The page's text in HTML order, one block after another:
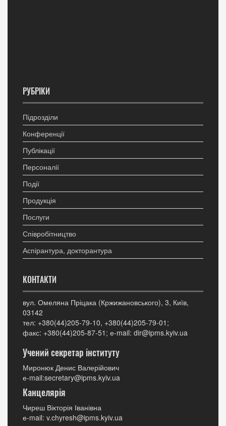
РУБРІКИ
Підрозділи
Конференції
Публікації
Персоналії
Події
Продукція
Послуги
Співробітництво
Аспірантура, докторантура
КОНТАКТИ
вул. Омеляна Пріцака (Кржижановського), 3, Київ,
03142
тел: +380(44)205-79-10, +380(44)205-79-01;
факс: +380(44)205-87-51; е-mail: dir@ipms.kyiv.ua
Учений секретар інституту
Миронюк Денис Валерійович
е-mail:secretary@ipms.kyiv.ua
Канцелярія
Чиреш Вікторія Іванівна
е-mail: v.chyresh@ipms.kyiv.ua